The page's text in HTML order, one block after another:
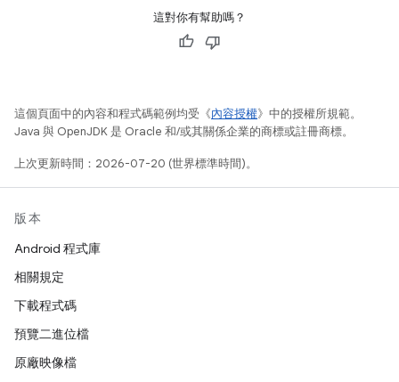
這對你有幫助嗎？
這個頁面中的內容和程式碼範例均受《內容授權》中的授權所規範。
Java 與 OpenJDK 是 Oracle 和/或其關係企業的商標或註冊商標。
上次更新時間：2026-07-20 (世界標準時間)。
版本
Android 程式庫
相關規定
下載程式碼
預覽二進位檔
原廠映像檔